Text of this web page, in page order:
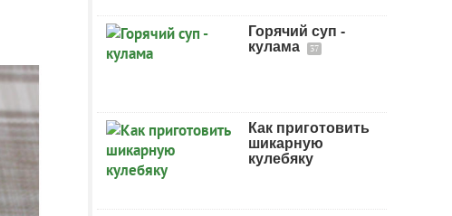
Горячий суп -
кулама
37
Как приготовить
шикарную
кулебяку